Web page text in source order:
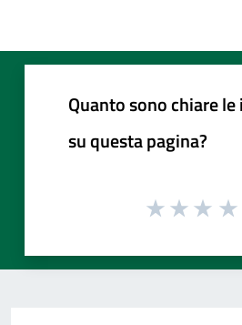
Quanto sono chiare
su questa pagina?